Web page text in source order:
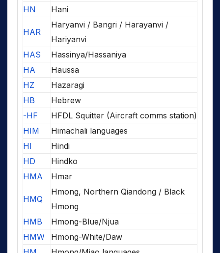
HN
Hani
HAR
Haryanvi / Bangri / Harayanvi /
Hariyanvi
HAS
Hassinya/Hassaniya
HA
Haussa
HZ
Hazaragi
HB
Hebrew
-HF
HFDL Squitter (Aircraft comms station)
HIM
Himachali languages
HI
Hindi
HD
Hindko
HMA
Hmar
HMQ
Hmong, Northern Qiandong / Black
Hmong
HMB
Hmong-Blue/Njua
HMW
Hmong-White/Daw